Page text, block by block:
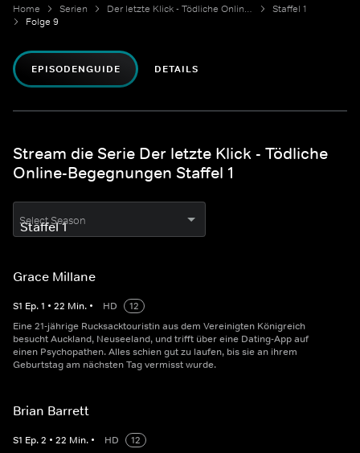
Home Serien Der letzte Klick - Tödliche Online-Begegnungen
Staffel 1
Folge 9
EPISODENGUIDE DETAILS
Stream die Serie Der letzte Klick - Tödliche
Online-Begegnungen Staffel 1
Select Season
Grace Millane
S1 Ep.1 • 22 Min. • HD
12
Eine 21-jährige Rucksacktouristin aus dem Vereinigten Königreich
besucht Auckland, Neuseeland, und trifft über eine Dating-App auf
einen Psychopathen. Alles schien gut zu laufen, bis sie an ihrem
Geburtstag am nächsten Tag vermisst wurde.
Brian Barrett
S1 Ep.2 • 22 Min. • HD
12